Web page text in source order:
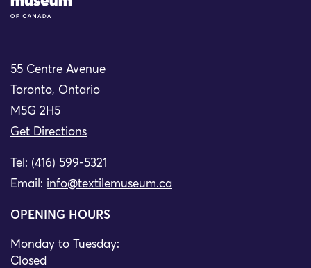
55 Centre Avenue
Toronto, Ontario
M5G 2H5
Get Directions
Tel: (416) 599-5321
Email: info@textilemuseum.ca
OPENING HOURS
Monday to Tuesday:
Closed